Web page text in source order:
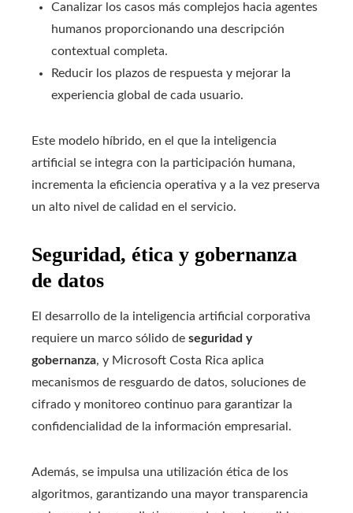
Canalizar los casos más complejos hacia agentes
humanos proporcionando una descripción
contextual completa.
Reducir los plazos de respuesta y mejorar la
experiencia global de cada usuario.
Este modelo híbrido, en el que la inteligencia
artificial se integra con la participación humana,
incrementa la eficiencia operativa y a la vez preserva
un alto nivel de calidad en el servicio.
Seguridad, ética y gobernanza
de datos
El desarrollo de la inteligencia artificial corporativa
requiere un marco sólido de seguridad y
gobernanza, y Microsoft Costa Rica aplica
mecanismos de resguardo de datos, soluciones de
cifrado y monitoreo continuo para garantizar la
confidencialidad de la información empresarial.
Además, se impulsa una utilización ética de los
algoritmos, garantizando una mayor transparencia